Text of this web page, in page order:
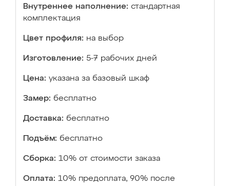
Внутреннее наполнение: стандартная
комплектация
Цвет профиля: на выбор
Изготовление: 5-7 рабочих дней
Цена: указана за базовый шкаф
Замер: бесплатно
Доставка: бесплатно
Подъём: бесплатно
Сборка: 10% от стоимости заказа
Оплата: 10% предоплата, 90% после